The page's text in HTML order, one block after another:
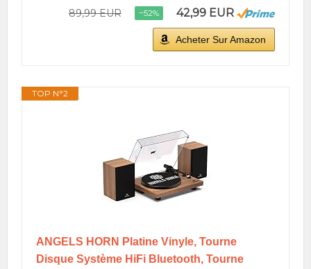
89,99 EUR −52% 42,99 EUR
Acheter Sur Amazon
TOP N°2
ANGELS HORN Platine Vinyle, Tourne
Disque Système HiFi Bluetooth, Tourne